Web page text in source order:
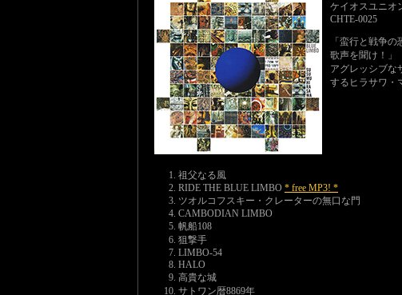
ケイオスユニオ
CHTE-0025
「蛮行と戦争
歌声を聞け！」
アグレッシブな
するヒラサワ・
祖父なる風
RIDE THE BLUE LIMBO * free MP3! *
ツオルコフスキー・クレーターの無口な門
CAMBODIAN LIMBO
帆船108
狙撃手
LIMBO-54
HALO
高貴な城
サトワン暦8869年